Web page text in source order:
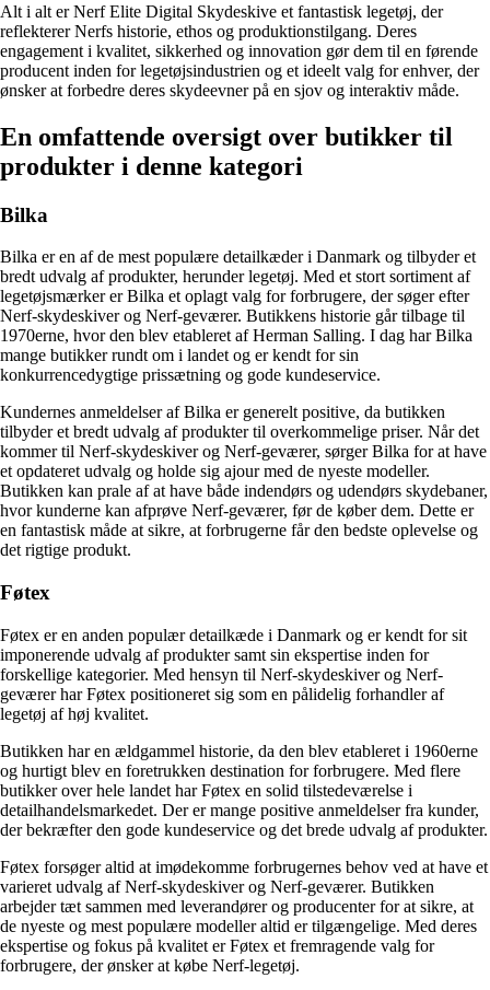
Alt i alt er Nerf Elite Digital Skydeskive et fantastisk legetøj, der
reflekterer Nerfs historie, ethos og produktionstilgang. Deres
engagement i kvalitet, sikkerhed og innovation gør dem til en førende
producent inden for legetøjsindustrien og et ideelt valg for enhver, der
ønsker at forbedre deres skydeevner på en sjov og interaktiv måde.
En omfattende oversigt over butikker til
produkter i denne kategori
Bilka
Bilka er en af de mest populære detailkæder i Danmark og tilbyder et
bredt udvalg af produkter, herunder legetøj. Med et stort sortiment af
legetøjsmærker er Bilka et oplagt valg for forbrugere, der søger efter
Nerf-skydeskiver og Nerf-geværer. Butikkens historie går tilbage til
1970erne, hvor den blev etableret af Herman Salling. I dag har Bilka
mange butikker rundt om i landet og er kendt for sin
konkurrencedygtige prissætning og gode kundeservice.
Kundernes anmeldelser af Bilka er generelt positive, da butikken
tilbyder et bredt udvalg af produkter til overkommelige priser. Når det
kommer til Nerf-skydeskiver og Nerf-geværer, sørger Bilka for at have
et opdateret udvalg og holde sig ajour med de nyeste modeller.
Butikken kan prale af at have både indendørs og udendørs skydebaner,
hvor kunderne kan afprøve Nerf-geværer, før de køber dem. Dette er
en fantastisk måde at sikre, at forbrugerne får den bedste oplevelse og
det rigtige produkt.
Føtex
Føtex er en anden populær detailkæde i Danmark og er kendt for sit
imponerende udvalg af produkter samt sin ekspertise inden for
forskellige kategorier. Med hensyn til Nerf-skydeskiver og Nerf-
geværer har Føtex positioneret sig som en pålidelig forhandler af
legetøj af høj kvalitet.
Butikken har en ældgammel historie, da den blev etableret i 1960erne
og hurtigt blev en foretrukken destination for forbrugere. Med flere
butikker over hele landet har Føtex en solid tilstedeværelse i
detailhandelsmarkedet. Der er mange positive anmeldelser fra kunder,
der bekræfter den gode kundeservice og det brede udvalg af produkter.
Føtex forsøger altid at imødekomme forbrugernes behov ved at have et
varieret udvalg af Nerf-skydeskiver og Nerf-geværer. Butikken
arbejder tæt sammen med leverandører og producenter for at sikre, at
de nyeste og mest populære modeller altid er tilgængelige. Med deres
ekspertise og fokus på kvalitet er Føtex et fremragende valg for
forbrugere, der ønsker at købe Nerf-legetøj.